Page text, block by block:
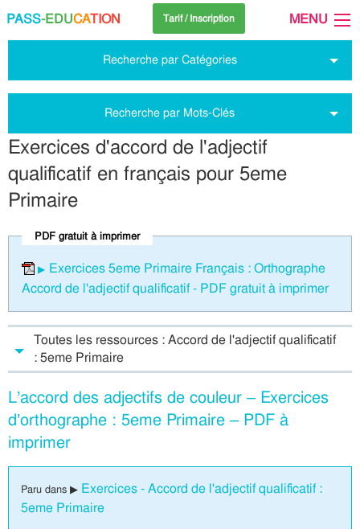
PASS-EDUCATION Tarif / Inscription MENU
Recherche par Catégories
Recherche par Mots-Clés
Exercices d'accord de l'adjectif
qualificatif en français pour 5eme
Primaire
PDF gratuit à imprimer
Exercices 5eme Primaire Français : Orthographe
Accord de l'adjectif qualificatif - PDF gratuit à imprimer
Toutes les ressources : Accord de l'adjectif qualificatif
: 5eme Primaire
L’accord des adjectifs de couleur – Exercices
d’orthographe : 5eme Primaire – PDF à
imprimer
Paru dans ▶ Exercices - Accord de l'adjectif qualificatif :
5eme Primaire